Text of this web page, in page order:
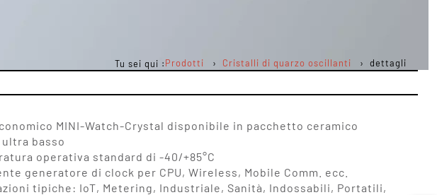
Tu sei qui :Prodotti Cristalli di quarzo oscillanti dettagli
MINI-Watch-Crystal disponibile in pacchetto ceramico
ultra basso
operativa standard di -40/+85°C
generatore di clock per CPU, Wireless, Mobile Comm. ecc.
tipiche: IoT, Metering, Industriale, Sanità, Indossabili, Portatili,